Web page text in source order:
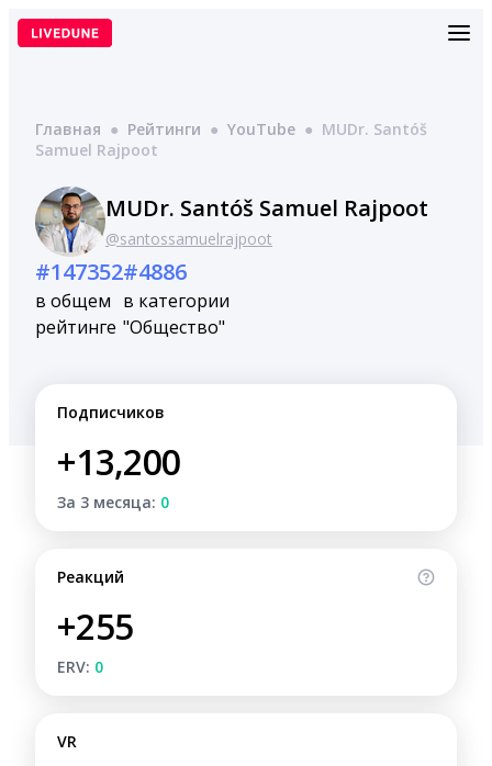
Перейти
Главная ● Рейтинги ● YouTube ● MUDr. Santóš
Samuel Rajpoot
MUDr. Santóš Samuel Rajpoot
@santossamuelrajpoot
#147352
в общем
рейтинге
#4886
в категории
"Общество"
Подписчиков
+13,200
За 3 месяца: 0
Реакций
+255
ERV: 0
VR